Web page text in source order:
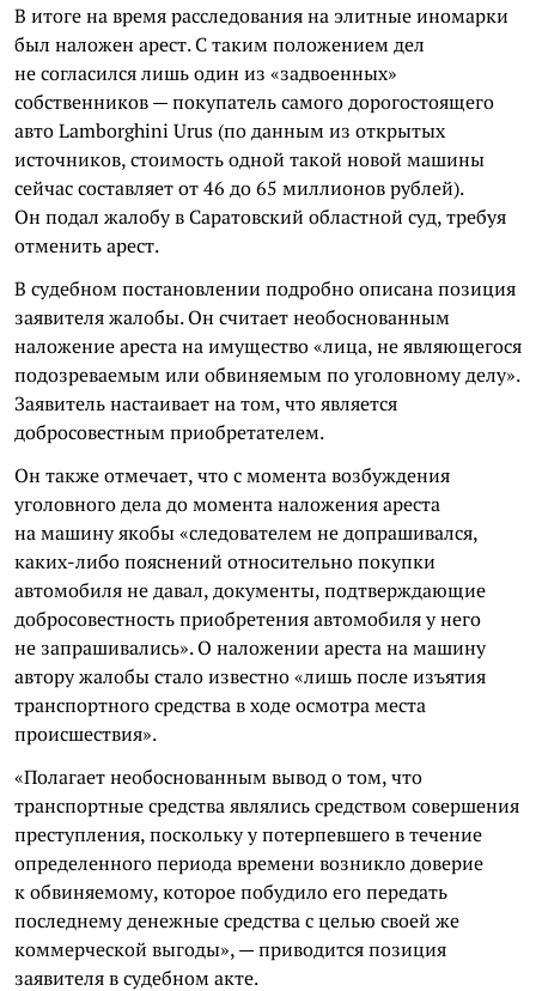
В итоге на время расследования на элитные иномарки
был наложен арест. С таким положением дел
не согласился лишь один из «задвоенных»
собственников — покупатель самого дорогостоящего
авто Lamborghini Urus (по данным из открытых
источников, стоимость одной такой новой машины
сейчас составляет от 46 до 65 миллионов рублей).
Он подал жалобу в Саратовский областной суд, требуя
отменить арест.
В судебном постановлении подробно описана позиция
заявителя жалобы. Он считает необоснованным
наложение ареста на имущество «лица, не являющегося
подозреваемым или обвиняемым по уголовному делу».
Заявитель настаивает на том, что является
добросовестным приобретателем.
Он также отмечает, что с момента возбуждения
уголовного дела до момента наложения ареста
на машину якобы «следователем не допрашивался,
каких-либо пояснений относительно покупки
автомобиля не давал, документы, подтверждающие
добросовестность приобретения автомобиля у него
не запрашивались». О наложении ареста на машину
автору жалобы стало известно «лишь после изъятия
транспортного средства в ходе осмотра места
происшествия».
«Полагает необоснованным вывод о том, что
транспортные средства являлись средством совершения
преступления, поскольку у потерпевшего в течение
определенного периода времени возникло доверие
к обвиняемому, которое побудило его передать
последнему денежные средства с целью своей же
коммерческой выгоды», — приводится позиция
заявителя в судебном акте.